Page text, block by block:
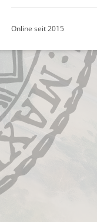
Online seit 2015